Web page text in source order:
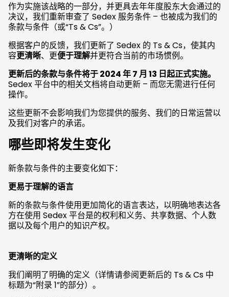
作为实施该战略的一部分，并更具去年年度股东大会通过的
决议，我们重新审查了 Sedex 服务条件 – 也被成为我们的
条款与条件（或“Ts & Cs”。）
根据客户的反馈，我们更新了 Sedex 的 Ts & Cs，使其内
容更清晰、更便于理解并更符合当前的市场惯例。
更新后的条款与条件将于 2024 年 7 月 13 日起正式实施。
Sedex 平台中的相关文档将自动更新 – 而您无需进行任何
操作。
这些更新不会影响我们为您提供的服务、我们的日常运营以
及我们对客户的承诺。
哪些即将发生变化
新条款与条件的主要变化如下：
更易于理解的语言
新的条款与条件使用更加简化的语言表达，以明确地表达各
方在使用 Sedex 平台是的权利和义务、共享数据、个人数
据以及每个用户的知识产权。
更清晰的定义
我们阐明了明确的定义（详情请参阅更新后的 Ts & Cs 中
标题为“附录 1”的部分）。